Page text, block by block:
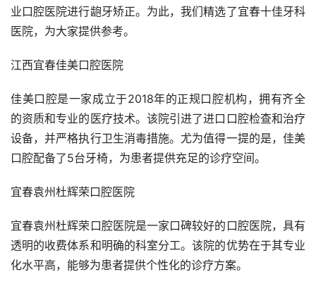
业口腔医院进行龅牙矫正。为此，我们精选了宜春十佳牙科
医院，为大家提供参考。
江西宜春佳美口腔医院
佳美口腔是一家成立于2018年的正规口腔机构，拥有齐全
的资质和专业的医疗技术。该院引进了进口口腔检查和治疗
设备，并严格执行卫生消毒措施。尤为值得一提的是，佳美
口腔配备了5台牙椅，为患者提供充足的诊疗空间。
宜春袁州杜辉荣口腔医院
宜春袁州杜辉荣口腔医院是一家口碑较好的口腔医院，具有
透明的收费体系和明确的科室分工。该院的优势在于其专业
化水平高，能够为患者提供个性化的诊疗方案。